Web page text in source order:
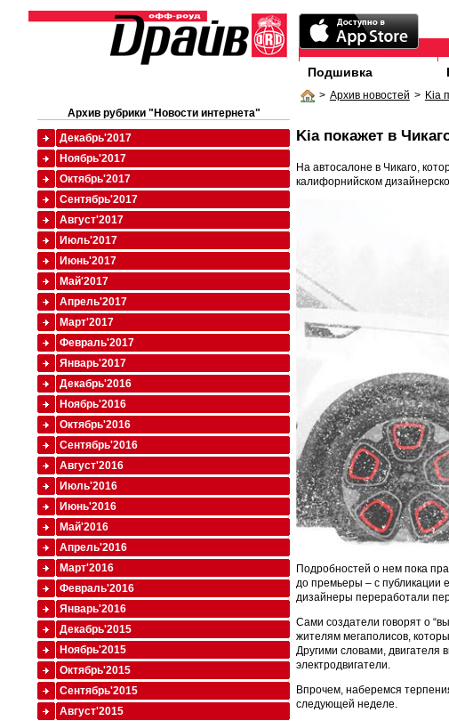
Подшивка
> Архив новостей > Kia
Kia покажет в
На автосалоне в Чикаго,
калифорнийском
Подробностей о нем пока
до премьеры – с публикации
дизайнеры переработали
Сами создатели говорят о
жителям мегаполисов,
Другими словами, двигателя
электродвигатели.
Впрочем, наберемся
следующей неделе.
Архив рубрики "Новости интернета"
Декабрь'2017
Ноябрь'2017
Октябрь'2017
Сентябрь'2017
Август'2017
Июль'2017
Июнь'2017
Май'2017
Апрель'2017
Март'2017
Февраль'2017
Январь'2017
Декабрь'2016
Ноябрь'2016
Октябрь'2016
Сентябрь'2016
Август'2016
Июль'2016
Июнь'2016
Май'2016
Апрель'2016
Март'2016
Февраль'2016
Январь'2016
Декабрь'2015
Ноябрь'2015
Октябрь'2015
Сентябрь'2015
Август'2015